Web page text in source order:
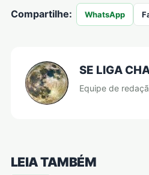
Compartilhe: WhatsApp
SE LIGA
Equipe de
LEIA TAMBÉM